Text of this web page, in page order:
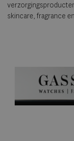
skincare, fragrance